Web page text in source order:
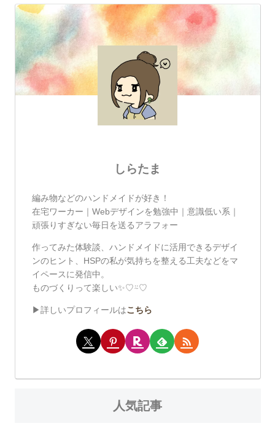
しらたま
編み物などのハンドメイドが好き！
在宅ワーカー｜Webデザインを勉強中｜意識低い系｜
頑張りすぎない毎日を送るアラフォー
作ってみた体験談、ハンドメイドに活用できるデザイ
ンのヒント、HSPの私が気持ちを整える工夫などをマ
イペースに発信中。
ものづくりって楽しい✨♡⍨♡
▶詳しいプロフィールはこちら
人気記事